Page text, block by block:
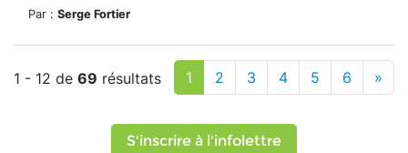
Par : Serge Fortier
1 - 12 de 69 résultats 1 2 3 4 5 6 »
S'inscrire à l'infolettre